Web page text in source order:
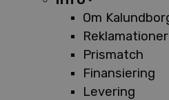
Om
Prismatch
Finansiering
Levering